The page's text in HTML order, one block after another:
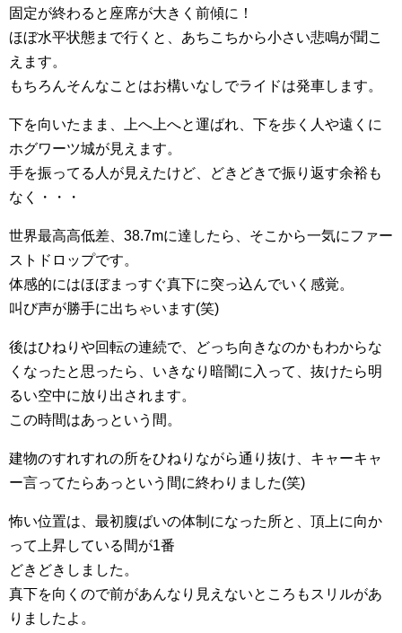
固定が終わると座席が大きく前傾に！
ほぼ水平状態まで行くと、あちこちから小さい悲鳴が聞こ
えます。
もちろんそんなことはお構いなしでライドは発車します。
下を向いたまま、上へ上へと運ばれ、下を歩く人や遠くに
ホグワーツ城が見えます。
手を振ってる人が見えたけど、どきどきで振り返す余裕も
なく・・・
世界最高高低差、38.7mに達したら、そこから一気にファー
ストドロップです。
体感的にはほぼまっすぐ真下に突っ込んでいく感覚。
叫び声が勝手に出ちゃいます(笑)
後はひねりや回転の連続で、どっち向きなのかもわからな
くなったと思ったら、いきなり暗闇に入って、抜けたら明
るい空中に放り出されます。
この時間はあっという間。
建物のすれすれの所をひねりながら通り抜け、キャーキャ
ー言ってたらあっという間に終わりました(笑)
怖い位置は、最初腹ばいの体制になった所と、頂上に向か
って上昇している間が1番
どきどきしました。
真下を向くので前があんなり見えないところもスリルがあ
りましたよ。